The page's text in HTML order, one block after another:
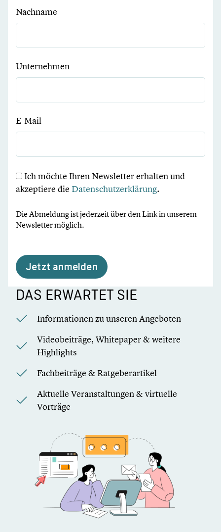
Nachname
Unternehmen
E-Mail
Ich möchte Ihren Newsletter erhalten und
akzeptiere die Datenschutzerklärung.
Die Abmeldung ist jederzeit über den Link in unserem
Newsletter möglich.
Jetzt anmelden
DAS ERWARTET SIE
Informationen zu unseren Angeboten
Videobeiträge, Whitepaper & weitere
Highlights
Fachbeiträge & Ratgeberartikel
Aktuelle Veranstaltungen & virtuelle
Vorträge